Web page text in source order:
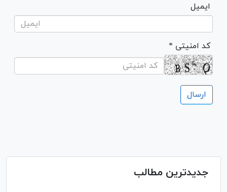
ایمیل
* کد امنیتی
جدیدترین مطالب